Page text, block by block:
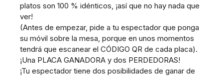
platos son 100 % idénticos, ¡así que no hay nada que
ver!
(Antes de empezar, pide a tu espectador que ponga
su móvil sobre la mesa, porque en unos momentos
tendrá que escanear el CÓDIGO QR de cada placa).
¡Una PLACA GANADORA y dos PERDEDORAS!
¡Tu espectador tiene dos posibilidades de ganar de